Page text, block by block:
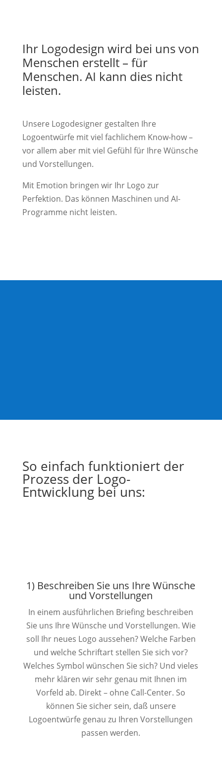
Ihr Logodesign wird bei uns von
Menschen erstellt – für
Menschen. AI kann dies nicht
leisten.
Unsere Logodesigner gestalten Ihre
Logoentwürfe mit viel fachlichem Know-how –
vor allem aber mit viel Gefühl für Ihre Wünsche
und Vorstellungen.
Mit Emotion bringen wir Ihr Logo zur
Perfektion. Das können Maschinen und AI-
Programme nicht leisten.
So einfach funktioniert der
Prozess der Logo-
Entwicklung bei uns:
1) Beschreiben Sie uns Ihre Wünsche
und Vorstellungen
In einem ausführlichen Briefing beschreiben
Sie uns Ihre Wünsche und Vorstellungen. Wie
soll Ihr neues Logo aussehen? Welche Farben
und welche Schriftart stellen Sie sich vor?
Welches Symbol wünschen Sie sich? Und vieles
mehr klären wir sehr genau mit Ihnen im
Vorfeld ab. Direkt – ohne Call-Center. So
können Sie sicher sein, daß unsere
Logoentwürfe genau zu Ihren Vorstellungen
passen werden.